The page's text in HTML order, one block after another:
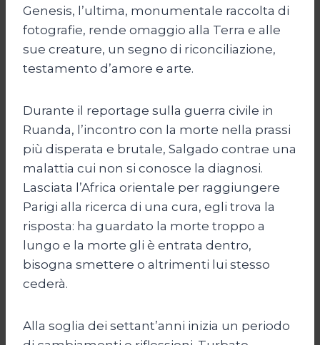
Genesis, l’ultima, monumentale raccolta di
fotografie, rende omaggio alla Terra e alle
sue creature, un segno di riconciliazione,
testamento d’amore e arte.
Durante il reportage sulla guerra civile in
Ruanda, l’incontro con la morte nella prassi
più disperata e brutale, Salgado contrae una
malattia cui non si conosce la diagnosi.
Lasciata l’Africa orientale per raggiungere
Parigi alla ricerca di una cura, egli trova la
risposta: ha guardato la morte troppo a
lungo e la morte gli è entrata dentro,
bisogna smettere o altrimenti lui stesso
cederà.
Alla soglia dei settant’anni inizia un periodo